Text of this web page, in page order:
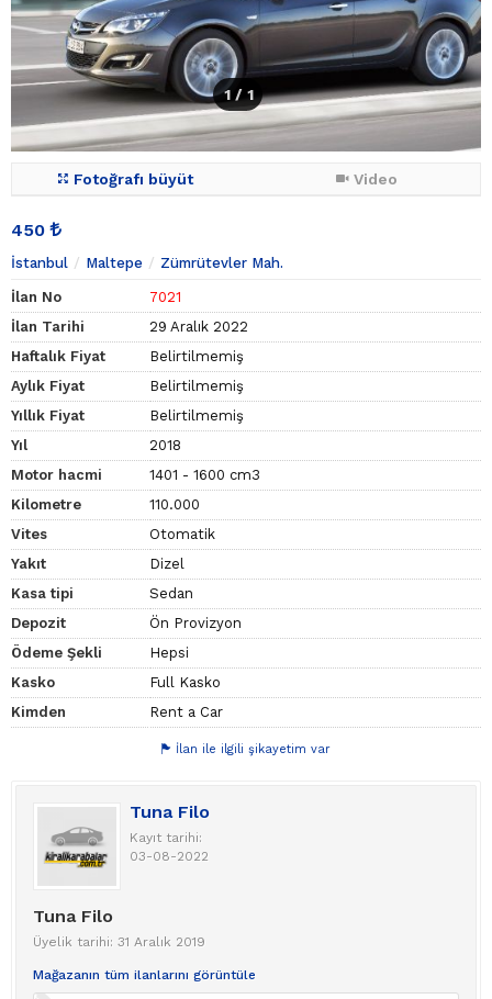
1 / 1
Fotoğrafı büyüt Video
450
İstanbul Maltepe Zümrütevler Mah.
İlan No
7021
İlan Tarihi
29 Aralık 2022
Haftalık Fiyat
Belirtilmemiş
Aylık Fiyat
Belirtilmemiş
Yıllık Fiyat
Belirtilmemiş
Yıl
2018
Motor hacmi
1401 - 1600 cm3
Kilometre
110.000
Vites
Otomatik
Yakıt
Dizel
Kasa tipi
Sedan
Depozit
Ön Provizyon
Ödeme Şekli
Hepsi
Kasko
Full Kasko
Kimden
Rent a Car
İlan ile ilgili şikayetim var
Tuna Filo
Kayıt tarihi:
03-08-2022
Tuna Filo
Üyelik tarihi: 31 Aralık 2019
Mağazanın tüm ilanlarını görüntüle